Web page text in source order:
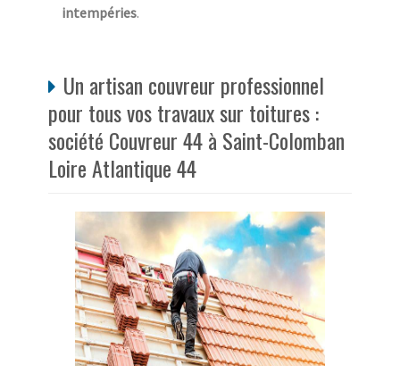
intempéries.
Un artisan couvreur professionnel
pour tous vos travaux sur toitures :
société Couvreur 44 à Saint-Colomban
Loire Atlantique 44